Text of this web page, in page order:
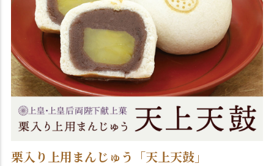
栗入り上用まんじゅう「天上天鼓」